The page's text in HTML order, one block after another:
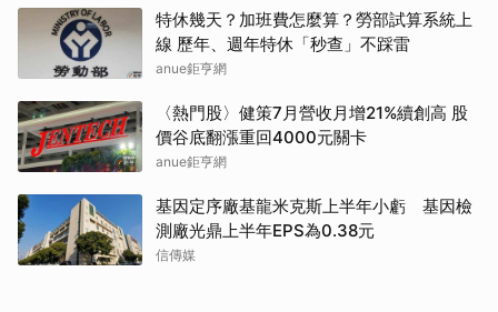
特休幾天？加班費怎麼算？勞部試算系統上
線 歷年、週年特休「秒查」不踩雷
anue鉅亨網
〈熱門股〉健策7月營收月增21%續創高 股
價谷底翻漲重回4000元關卡
anue鉅亨網
基因定序廠基龍米克斯上半年小虧 基因檢
測廠光鼎上半年EPS為0.38元
信傳媒